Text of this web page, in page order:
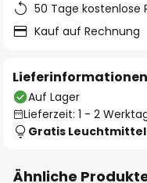
50 Tage kostenlose
Kauf auf Rechnung
Lieferinformationen
Auf Lager
Lieferzeit: 1 - 2
Gratis Leuchtmittel
Ähnliche